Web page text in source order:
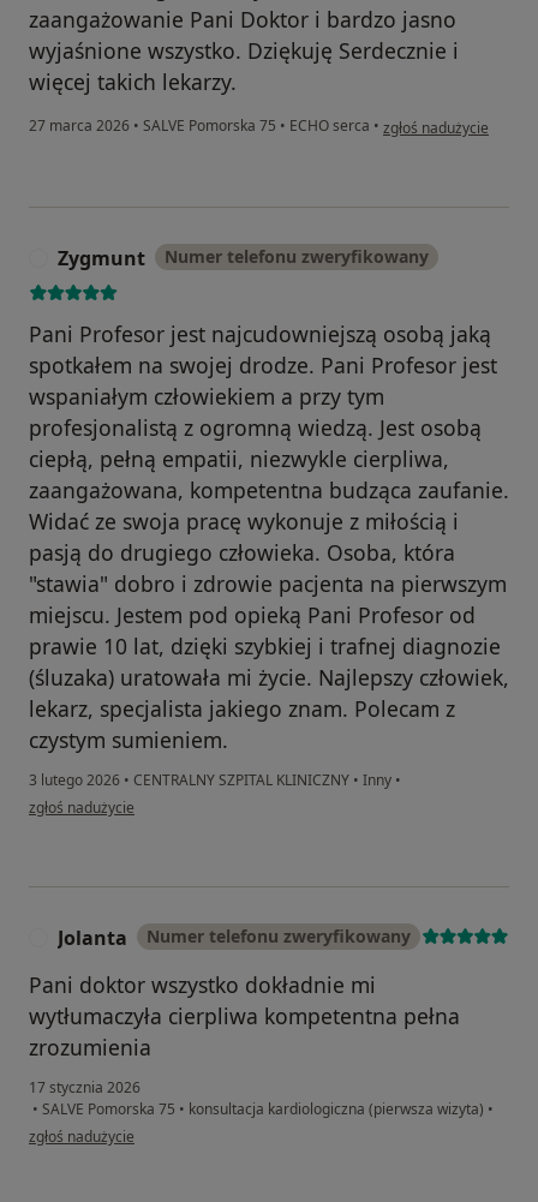
zaangażowanie Pani Doktor i bardzo jasno
wyjaśnione wszystko. Dziękuję Serdecznie i
więcej takich lekarzy.
27 marca 2026 • SALVE Pomorska 75 • ECHO serca • w opinii użytkownika
zgłoś nadużycie
Zygmunt Numer telefonu zweryfikowany
Pani Profesor jest najcudowniejszą osobą jaką
spotkałem na swojej drodze. Pani Profesor jest
wspaniałym człowiekiem a przy tym
profesjonalistą z ogromną wiedzą. Jest osobą
ciepłą, pełną empatii, niezwykle cierpliwa,
zaangażowana, kompetentna budząca zaufanie.
Widać ze swoja pracę wykonuje z miłością i
pasją do drugiego człowieka. Osoba, która
"stawia" dobro i zdrowie pacjenta na pierwszym
miejscu. Jestem pod opieką Pani Profesor od
prawie 10 lat, dzięki szybkiej i trafnej diagnozie
(śluzaka) uratowała mi życie. Najlepszy człowiek,
lekarz, specjalista jakiego znam. Polecam z
czystym sumieniem.
3 lutego 2026 • CENTRALNY SZPITAL KLINICZNY • Inny •
w opinii użytkownika Zygmunt
zgłoś nadużycie
Jolanta Numer telefonu zweryfikowany
Pani doktor wszystko dokładnie mi
wytłumaczyła cierpliwa kompetentna pełna
zrozumienia
17 stycznia 2026
• SALVE Pomorska 75 • konsultacja kardiologiczna (pierwsza wizyta) •
w opinii użytkownika Jolanta
zgłoś nadużycie